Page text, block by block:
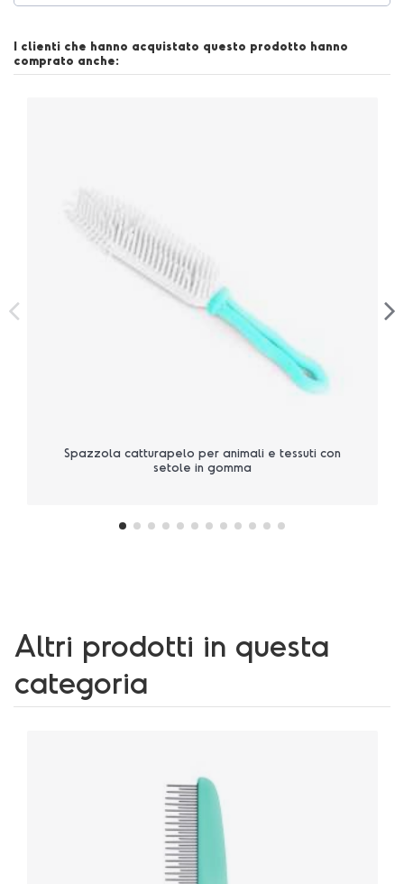
I clienti che hanno acquistato questo prodotto hanno
comprato anche:
Spazzola catturapelo per animali e tessuti con
setole in gomma
Altri prodotti in questa
categoria